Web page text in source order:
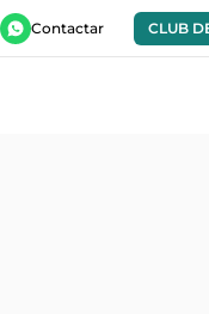
Contactar CLUB